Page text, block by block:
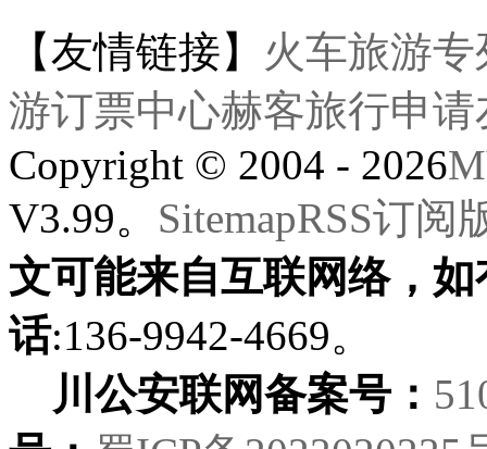
【友情链接】 火车旅游专
游订票中心赫客旅行申请
Copyright © 2004 - 2026
V3.99。 SitemapRSS订阅
文可能来自互联网络，
话:136-9942-4669。
川公安联网备案号：